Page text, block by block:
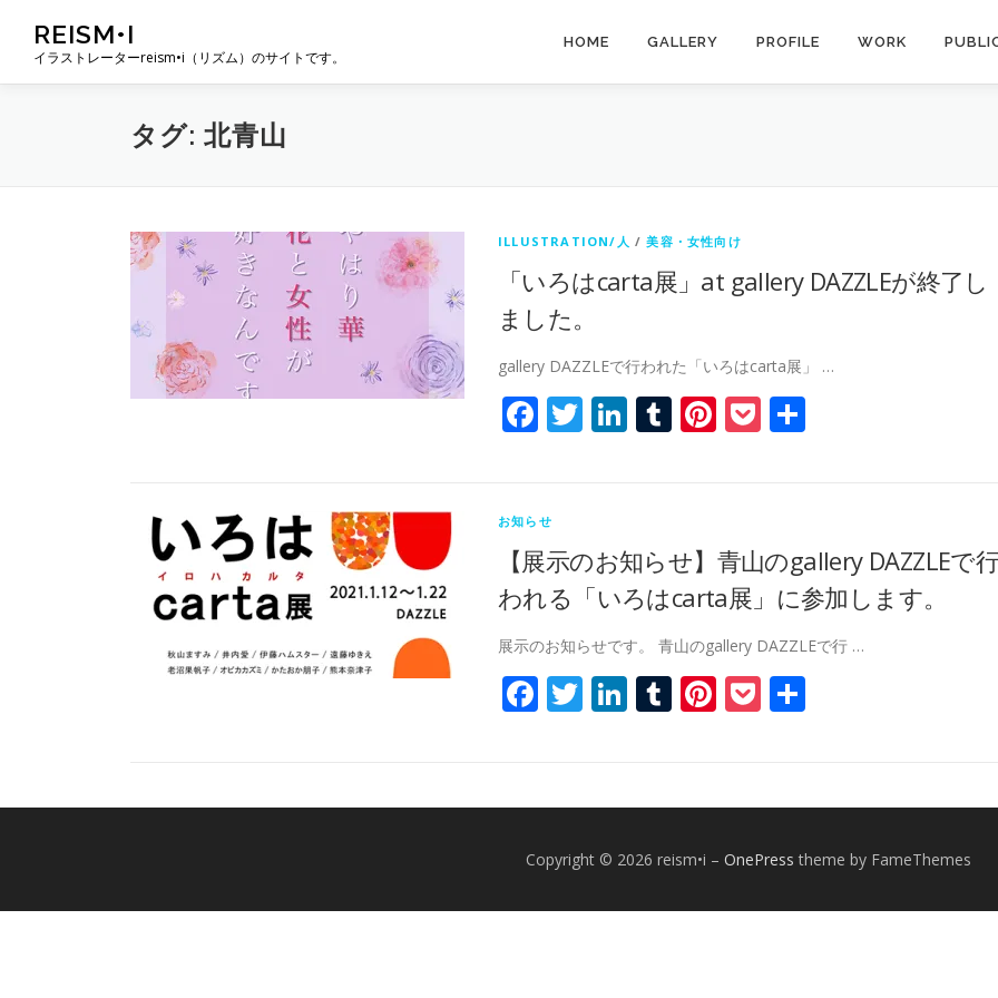
ン
REISM•I
イラストレーターreism•i（リズム）のサイトです。
HOME GALLERY PROFILE WORK
タグ: 北青山
ILLUSTRATION/人 /美容・女性向け
「いろはcarta展」at gallery DAZZLEが終了し
ました。
gallery DAZZLEで行われた「いろはcarta展」 …
Facebook
Twitter
LinkedIn
Tumblr
Pinterest
Pocket
お知らせ
【展示のお知らせ】青山のgallery DAZZLEで
われる「いろはcarta展」に参加します。
展示のお知らせです。 青山のgallery DAZZLEで行 …
Facebook
Twitter
LinkedIn
Tumblr
Pinterest
Pocket
Copyright © 2026 reism•i – OnePress theme by FameThemes